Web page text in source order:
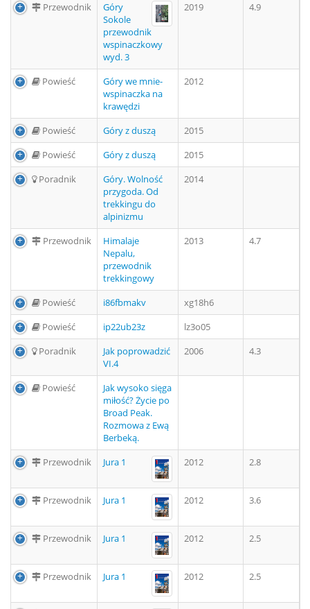
Przewodnik
Góry
Sokole
przewodnik
wspinaczkowy
wyd. 3
2019 4.9
Powieść
Góry we mnie-
wspinaczka na
krawędzi
2012
Powieść Góry z duszą
2015
Powieść
Góry z duszą
2015
Poradnik
Góry. Wolność
przygoda. Od
trekkingu do
alpinizmu
2014
Przewodnik
Himalaje
Nepalu,
przewodnik
trekkingowy
2013 4.7
Powieść i86fbmakv
xg18h6
Powieść
ip22ub23z
lz3o05
Poradnik
Jak poprowadzić
VI.4
2006 4.3
Powieść
Jak wysoko sięga
miłość? Życie po
Broad Peak.
Rozmowa z Ewą
Berbeką.
Przewodnik
Jura 1 2012 2.8
Przewodnik Jura 1 2012 3.6
Przewodnik Jura 1 2012 2.5
Przewodnik Jura 1 2012 2.5